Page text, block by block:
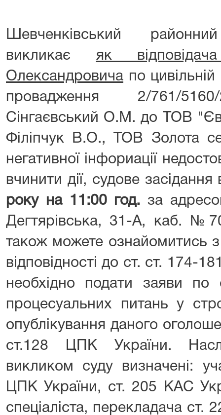
Шевченківський
викликає як
Олександровича по
провадження 2/761/
Сінгаєвський О.М. до ТОВ
Філіпчук В.О., ТОВ Золота
негативної інфориації
вчинити дії, судове
року на 11:00 год. за
Дегтярівська, 31-А, каб.
також можете ознайомитись
відповідності до ст. ст. 174-
необхідно подати заяви по
процесуальних питань у
опублікування даного
ст.128 ЦПК України.
викликом суду визначені:
ЦПК України, ст. 205 КАС
спеціаліста, перекладача ст.